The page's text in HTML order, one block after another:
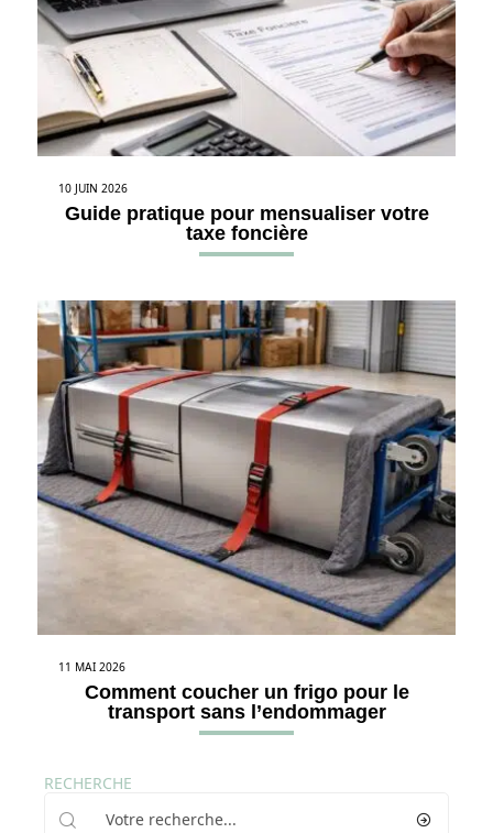
10 JUIN 2026
Guide pratique pour mensualiser votre
taxe foncière
11 MAI 2026
Comment coucher un frigo pour le
transport sans l’endommager
RECHERCHE